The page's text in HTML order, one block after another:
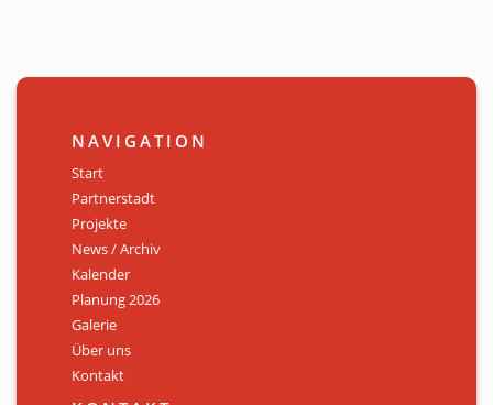
NAVIGATION
Start
Partnerstadt
Projekte
News / Archiv
Kalender
Planung 2026
Galerie
Über uns
Kontakt